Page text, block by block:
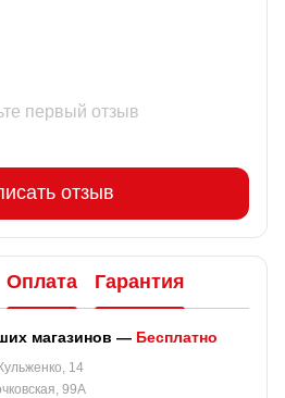
первый отзыв
отзыв
Оплата Гарантия
магазинов — Бесплатно
14
99A